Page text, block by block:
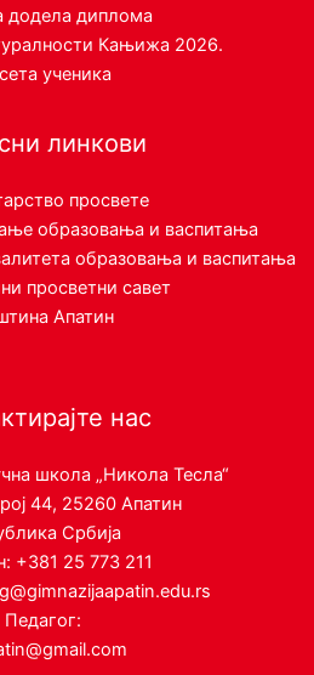
додела диплома
Кањижа 2026.
ученика
линкови
просвете
образовања и васпитања
образовања и васпитања
просветни савет
Апатин
нас
школа „Никола Тесла“
44, 25260 Апатин
Србија
+381 25 773 211
Педагог: